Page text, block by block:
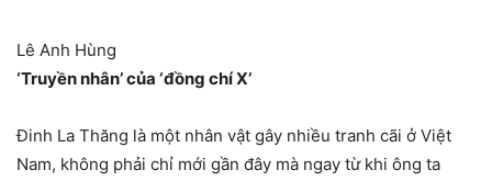
Lê Anh Hùng
‘Truyền nhân’ của ‘đồng chí X’
Đinh La Thăng là một nhân vật gây nhiều tranh cãi ở Việt
Nam, không phải chỉ mới gần đây mà ngay từ khi ông ta